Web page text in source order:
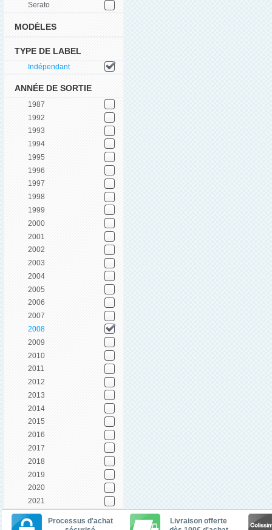
Serato
MODÈLES
TYPE DE LABEL
Indépendant
ANNÉE DE SORTIE
1987
1992
1993
1994
1995
1996
1997
1998
1999
2000
2001
2002
2003
2004
2005
2006
2007
2008
2009
2010
2011
2012
2013
2014
2015
2016
2017
2018
2019
2020
2021
Processus d'achat
Livraison offerte